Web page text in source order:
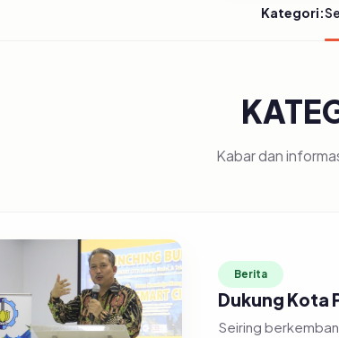
Kategori:
Kabar dan
Berita
Dukung Kota
Seiring